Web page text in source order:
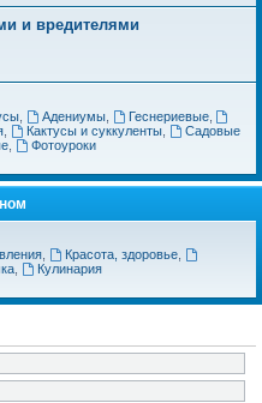
и вредителями
, Адениумы, Геснериевые,
Кактусы и суккуленты,
Садовые
,
Фотоуроки
, Красота, здоровье,
,
Кулинария